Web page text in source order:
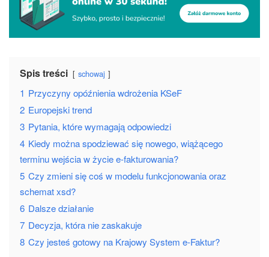
Spis treści schowaj
1 Przyczyny opóźnienia wdrożenia KSeF
2 Europejski trend
3 Pytania, które wymagają odpowiedzi
4 Kiedy można spodziewać się nowego, wiążącego
terminu wejścia w życie e-fakturowania?
5 Czy zmieni się coś w modelu funkcjonowania oraz
schemat xsd?
6 Dalsze działanie
7 Decyzja, która nie zaskakuje
8 Czy jesteś gotowy na Krajowy System e-Faktur?